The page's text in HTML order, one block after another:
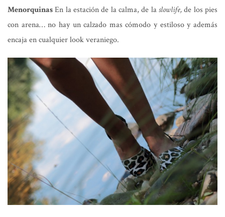
MenorquinasEn la estación de la calma, de laslowlife,de los pies
con arena… no hay un calzado mas cómodo y estiloso y además
encaja en cualquier look veraniego.